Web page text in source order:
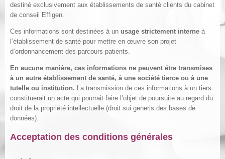
destiné exclusivement aux établissements de santé clients du cabinet
de conseil Effigen.
Ces informations sont destinées à un usage strictement interne à
l’établissement de santé pour mettre en œuvre son projet
d’ordonnancement des parcours patients.
En aucune manière, ces informations ne peuvent être transmises
à un autre établissement de santé, à une société tierce ou à une
tutelle ou institution. La transmission de ces informations à un tiers
constituerait un acte qui pourrait faire l’objet de poursuite au regard du
droit de la propriété intellectuelle (droit sui generis des bases de
données).
Acceptation des conditions générales